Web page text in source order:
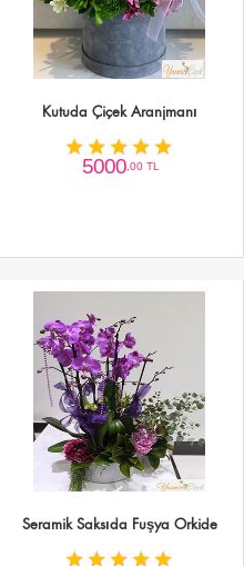
Kutuda Çiçek Aranjmanı
5000,00 TL
Seramik Saksıda Fuşya Orkide